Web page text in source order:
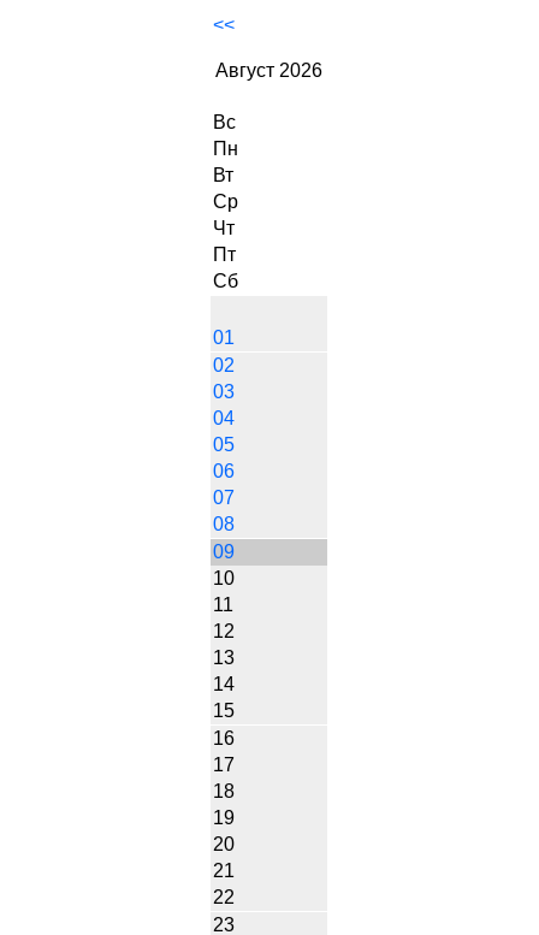
<<
Август 2026
Вс
Пн
Вт
Ср
Чт
Пт
Сб
01
02
03
04
05
06
07
08
09
10
11
12
13
14
15
16
17
18
19
20
21
22
23